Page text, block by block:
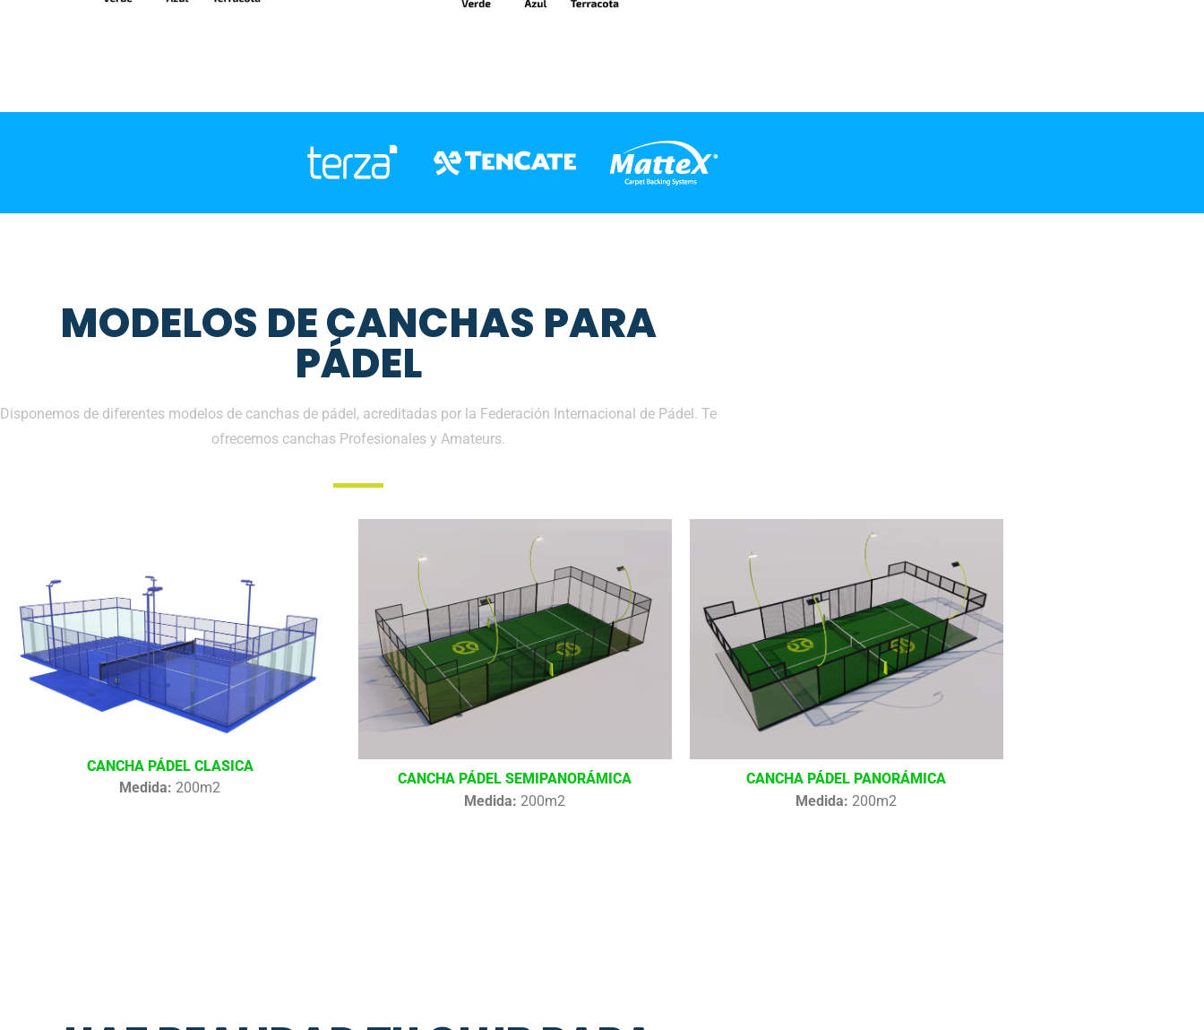
MODELOS DE CANCHAS PARA
PÁDEL
Disponemos de diferentes modelos de canchas de pádel, acreditadas por la Federación Internacional de Pádel. Te
ofrecemos canchas Profesionales y Amateurs.
CANCHA PÁDEL CLASICA
Medida: 200m2
CANCHA PÁDEL SEMIPANORÁMICA
Medida: 200m2
CANCHA PÁDEL PANORÁMICA
Medida: 200m2